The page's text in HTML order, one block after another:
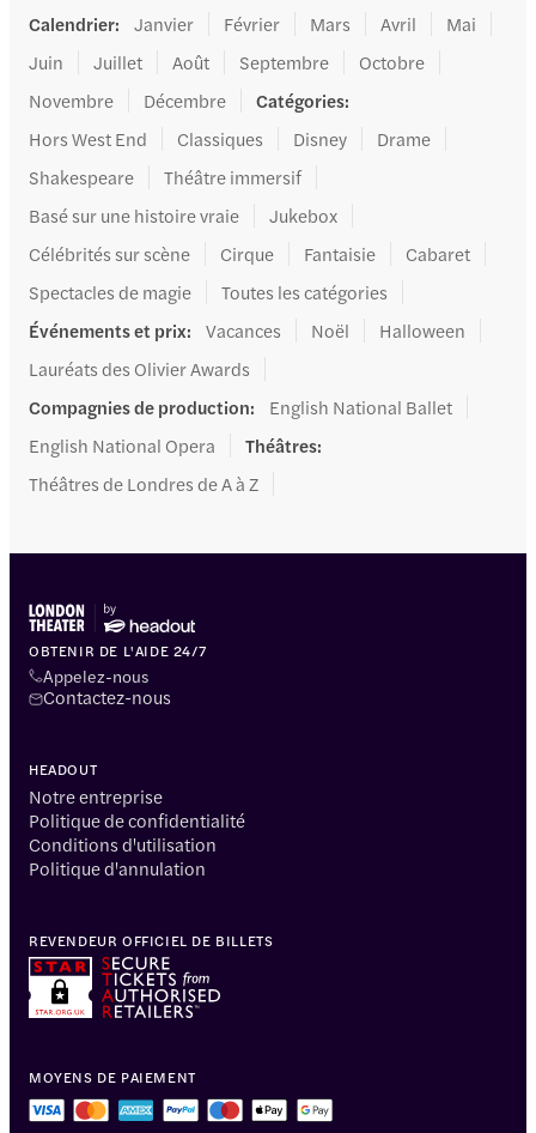
Calendrier: Janvier Février Mars Avril
Mai
Juin
Juillet Août Septembre
Octobre
Novembre
Décembre Catégories:
Hors West End
Classiques Disney
Drame
Shakespeare
Théâtre immersif
Basé sur une histoire vraie
Jukebox
Célébrités sur scène
Cirque Fantaisie
Cabaret
Spectacles de magie
Toutes les catégories
Événements et prix: Vacances Noël
Halloween
Lauréats des Olivier Awards
Compagnies de production:
English National Ballet
English National Opera
Théâtres:
Théâtres de Londres de A à Z
OBTENIR DE L'AIDE 24/7
Appelez-nous
Contactez-nous
HEADOUT
Notre entreprise
Politique de confidentialité
Conditions d'utilisation
Politique d'annulation
MOYENS DE PAIEMENT
REVENDEUR OFFICIEL DE BILLETS